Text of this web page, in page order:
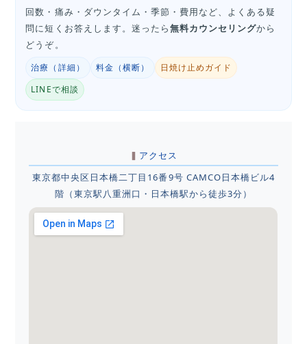
回数・痛み・ダウンタイム・季節・費用など、よくある疑
問に短くお答えします。迷ったら無料カウンセリングから
どうぞ。
治療（詳細） 料金（横断）
日焼け止めガイド
LINEで相談
アクセス
東京都中央区日本橋二丁目16番9号 CAMCO日本橋ビル4
階（東京駅八重洲口・日本橋駅から徒歩3分）